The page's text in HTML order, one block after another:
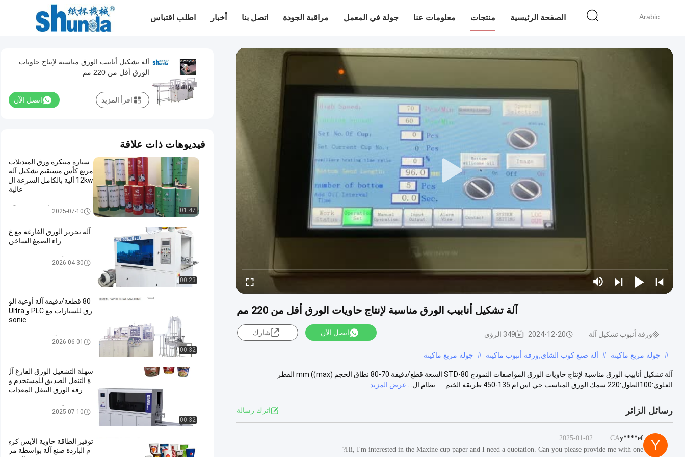
Arabic الصفحة الرئيسية منتجات معلومات عنا جولة في المعمل مراقبة الجودة اتصل بنا أخبار اطلب اقتباس
آلة تشكيل أنابيب الورق مناسبة لإنتاج حاويات الورق أقل من 220 مم
ورقة أنبوب تشكيل آلة 2024-12-20 349 الرؤى اتصل الآن شارك
# جولة مربع ماكينة # آلة صنع كوب الشاي,ورقة أنبوب ماكينة # جولة مربع ماكينة
آلة تشكيل أنابيب الورق مناسبة لإنتاج حاويات الورق المواصفات النموذج STD-80 السعة قطع/دقيقة 70-80 نطاق الحجم mm ((max) القطر
العلوي:100الطول:220 سمك الورق المناسب جي اس ام 135-450 طريقة الختم نظام ال...
عرض المزيد
رسائل الزائر اترك رسالة
Y
y****ef
CA
2025-01-02
Hi, I'm interested in the Maxine cup paper and I need a quotation. Can you please provide me with one?
آلة تشكيل أنابيب الورق مناسبة لإنتاج حاويات
الورق أقل من 220 مم
اتصل الآن اقرأ المزيد
فيديوهات ذات علاقة
01:47
سيارة مبتكرة ورق المنديلات
مربع كأس مستقيم تشكيل آلة
12kw آلية بالكامل السرعة ال
عالية
ورقة أنبوب تشكيل آلة2025-07-10
00:23
آلة تحرير الورق الفارغة مع غ
راء الصمغ الساخن
آلة تحرير الورق الفارغ2026-04-30
00:32
80 قطعة/دقيقة آلة أوعية الو
رق للسيارات مع PLC و Ultra
sonic
آلة صنع وعاء الورق2026-06-01
00:32
سهلة التشغيل الورق الفارغ آل
ة التنقل الصديق للمستخدم و
رقة الورق التنقل المعدات
آلة تحرير الورق الفارغ2025-07-10
توفير الطاقة حاوية الآيس كري
م الباردة صنع آلة بواسطة مر